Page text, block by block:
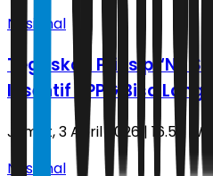
Nasional
Tegaskan Prinsip “No
Insentif SPPG Bisa
Jumat, 3 April 2026 | 16.56 WIB
Nasional